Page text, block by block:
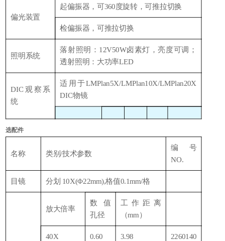
偏光装置
起偏振器，可360度旋转，可推拉切换
检偏振器，可推拉切换
照明系统
落射照明： 12V50W卤素灯，亮度可调；
透射照明：大功率LED
DIC观察系
统
适用于LMPlan5X/LMPlan10X/LMPlan20X
DIC物镜
选配件
名称 类别 /技术参数
编号
NO.
目镜 分划 10X(Φ22mm),格值0.1mm/格
放大倍率
数值
孔径
工作距离
（mm）
40X 0.60 3.98 2260140